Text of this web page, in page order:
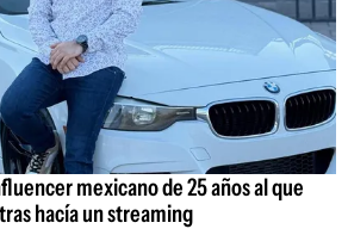
mexicano de 25 años al que
hacía un streaming